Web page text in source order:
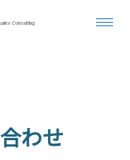
Consulting
わせ